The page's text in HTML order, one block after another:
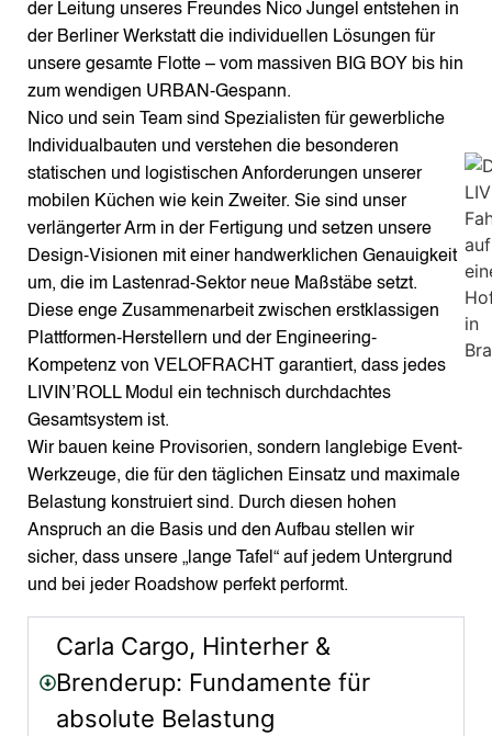
der Leitung unseres Freundes Nico Jungel entstehen in
der Berliner Werkstatt die individuellen Lösungen für
unsere gesamte Flotte – vom massiven BIG BOY bis hin
zum wendigen URBAN-Gespann.
Nico und sein Team sind Spezialisten für gewerbliche
Individualbauten und verstehen die besonderen
statischen und logistischen Anforderungen unserer
mobilen Küchen wie kein Zweiter. Sie sind unser
verlängerter Arm in der Fertigung und setzen unsere
Design-Visionen mit einer handwerklichen Genauigkeit
um, die im Lastenrad-Sektor neue Maßstäbe setzt.
Diese enge Zusammenarbeit zwischen erstklassigen
Plattformen-Herstellern und der Engineering-
Kompetenz von VELOFRACHT garantiert, dass jedes
LIVIN’ROLL Modul ein technisch durchdachtes
Gesamtsystem ist.
Wir bauen keine Provisorien, sondern langlebige Event-
Werkzeuge, die für den täglichen Einsatz und maximale
Belastung konstruiert sind. Durch diesen hohen
Anspruch an die Basis und den Aufbau stellen wir
sicher, dass unsere „lange Tafel“ auf jedem Untergrund
und bei jeder Roadshow perfekt performt.
Carla Cargo, Hinterher &
Brenderup: Fundamente für
absolute Belastung